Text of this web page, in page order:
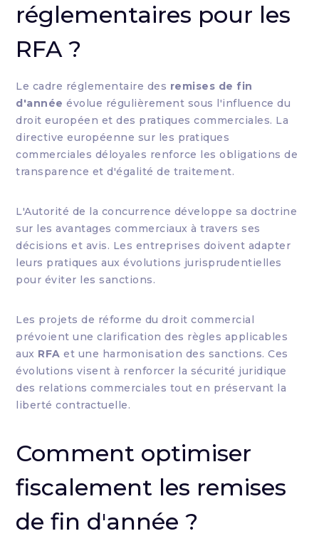
réglementaires pour les
RFA ?
Le cadre réglementaire des remises de fin
d'année évolue régulièrement sous l'influence du
droit européen et des pratiques commerciales. La
directive européenne sur les pratiques
commerciales déloyales renforce les obligations de
transparence et d'égalité de traitement.
L'Autorité de la concurrence développe sa doctrine
sur les avantages commerciaux à travers ses
décisions et avis. Les entreprises doivent adapter
leurs pratiques aux évolutions jurisprudentielles
pour éviter les sanctions.
Les projets de réforme du droit commercial
prévoient une clarification des règles applicables
aux RFA et une harmonisation des sanctions. Ces
évolutions visent à renforcer la sécurité juridique
des relations commerciales tout en préservant la
liberté contractuelle.
Comment optimiser
fiscalement les remises
de fin d'année ?